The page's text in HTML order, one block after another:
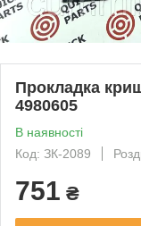
Прокладка
4980605
В наявності
Код: ЗК-2089
751 ₴